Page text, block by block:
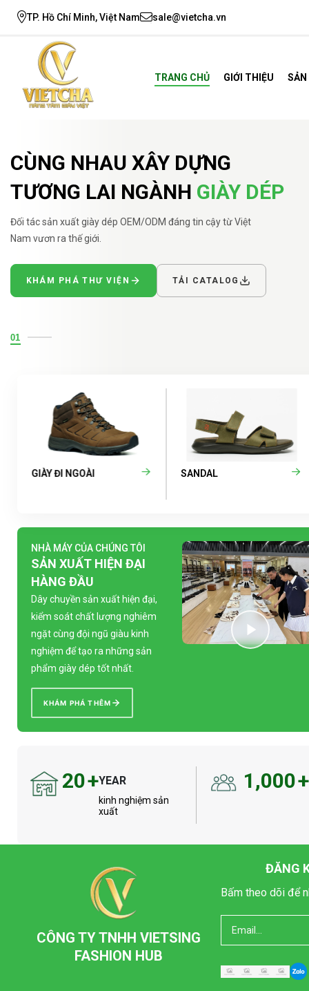
TP. Hồ Chí Minh, Việt Nam sale@vietcha.vn
TRANG CHỦ GIỚI THIỆU
CÙNG NHAU XÂY DỰNG
TƯƠNG LAI NGÀNH GIÀY DÉP
Đối tác sản xuất giày dép OEM/ODM đáng tin cậy từ Việt
Nam vươn ra thế giới.
KHÁM PHÁ THƯ VIỆN TẢI CATALOG
01
GIÀY ĐI NGOÀI SANDAL
NHÀ MÁY CỦA CHÚNG TÔI
SẢN XUẤT HIỆN ĐẠI
HÀNG ĐẦU
Dây chuyền sản xuất hiện đại,
kiểm soát chất lượng nghiêm
ngặt cùng đội ngũ giàu kinh
nghiệm để tạo ra những sản
phẩm giày dép tốt nhất.
KHÁM PHÁ THÊM
20+YEAR
kinh nghiệm sản
xuất
1,000+
CÔNG TY TNHH VIETSING
FASHION HUB
ĐĂNG
Bấm theo dõi để